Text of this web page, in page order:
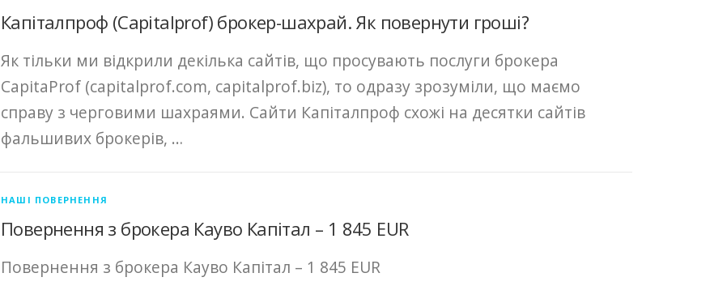
Капіталпроф (Capitalprof) брокер-шахрай. Як повернути гроші?
Як тільки ми відкрили декілька сайтів, що просувають послуги брокера
CapitaProf (capitalprof.com, capitalprof.biz), то одразу зрозуміли, що маємо
справу з черговими шахраями. Сайти Капіталпроф схожі на десятки сайтів
фальшивих брокерів, …
НАШІ ПОВЕРНЕННЯ
Повернення з брокера Кауво Капітал – 1 845 EUR
Повернення з брокера Кауво Капітал – 1 845 EUR